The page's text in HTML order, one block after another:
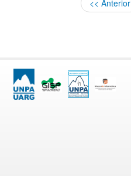
<< Anterior